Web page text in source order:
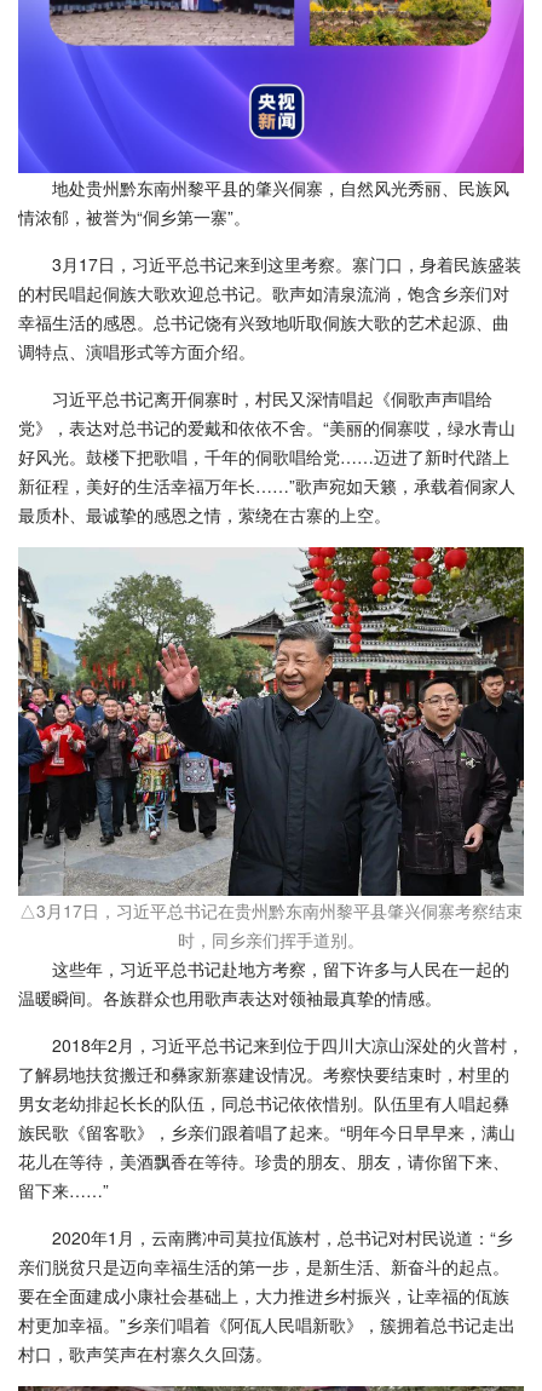
地处贵州黔东南州黎平县的肇兴侗寨，自然风光秀丽、民族风
情浓郁，被誉为“侗乡第一寨”。
3月17日，习近平总书记来到这里考察。寨门口，身着民族盛装
的村民唱起侗族大歌欢迎总书记。歌声如清泉流淌，饱含乡亲们对
幸福生活的感恩。总书记饶有兴致地听取侗族大歌的艺术起源、曲
调特点、演唱形式等方面介绍。
习近平总书记离开侗寨时，村民又深情唱起《侗歌声声唱给
党》，表达对总书记的爱戴和依依不舍。“美丽的侗寨哎，绿水青山
好风光。鼓楼下把歌唱，千年的侗歌唱给党……迈进了新时代踏上
新征程，美好的生活幸福万年长……”歌声宛如天籁，承载着侗家人
最质朴、最诚挚的感恩之情，萦绕在古寨的上空。
△3月17日，习近平总书记在贵州黔东南州黎平县肇兴侗寨考察结束
时，同乡亲们挥手道别。
这些年，习近平总书记赴地方考察，留下许多与人民在一起的
温暖瞬间。各族群众也用歌声表达对领袖最真挚的情感。
2018年2月，习近平总书记来到位于四川大凉山深处的火普村，
了解易地扶贫搬迁和彝家新寨建设情况。考察快要结束时，村里的
男女老幼排起长长的队伍，同总书记依依惜别。队伍里有人唱起彝
族民歌《留客歌》，乡亲们跟着唱了起来。“明年今日早早来，满山
花儿在等待，美酒飘香在等待。珍贵的朋友、朋友，请你留下来、
留下来……”
2020年1月，云南腾冲司莫拉佤族村，总书记对村民说道：“乡
亲们脱贫只是迈向幸福生活的第一步，是新生活、新奋斗的起点。
要在全面建成小康社会基础上，大力推进乡村振兴，让幸福的佤族
村更加幸福。”乡亲们唱着《阿佤人民唱新歌》，簇拥着总书记走出
村口，歌声笑声在村寨久久回荡。